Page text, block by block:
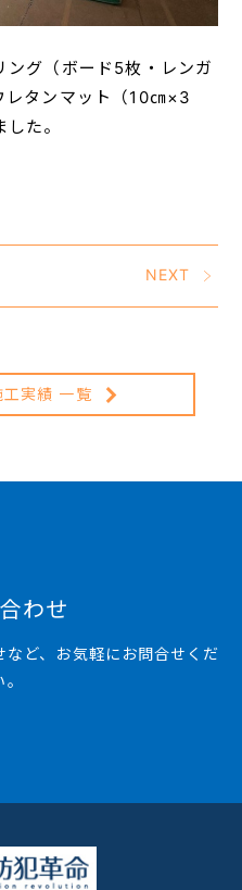
ング（ボード5枚・レンガ
レタンマット（10㎝×3
た。
NEXT
実績 一覧
わせ
ど、お気軽にお問合せくだ